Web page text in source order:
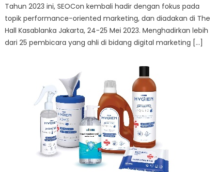
Tahun 2023 ini, SEOCon kembali hadir dengan fokus pada
topik performance-oriented marketing, dan diadakan di The
Hall Kasablanka Jakarta, 24-25 Mei 2023. Menghadirkan lebih
dari 25 pembicara yang ahli di bidang digital marketing […]